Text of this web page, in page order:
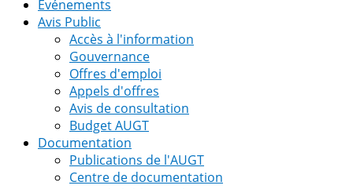
Evénements
Avis Public
Accès à l'information
Gouvernance
Offres d'emploi
Appels d'offres
Avis de consultation
Budget AUGT
Documentation
Publications de l'AUGT
Centre de documentation